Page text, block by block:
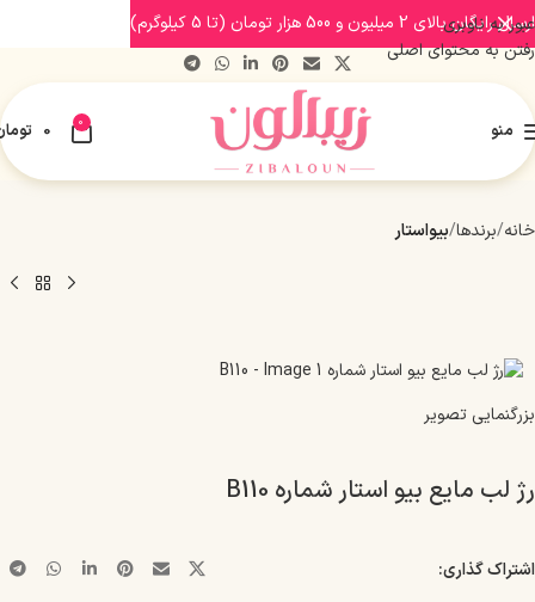
عبور به ناوبری
رفتن به محتوای اصلی
منو 0
0
خانه برندها بیواستار
بزرگنمایی تصویر
رژ لب مایع بیو استار شماره B110
اشتراک گذاری:
ارسال رایگان بالای 2 میلیون و 500 هزار تومان (تا 5 کیلوگرم)